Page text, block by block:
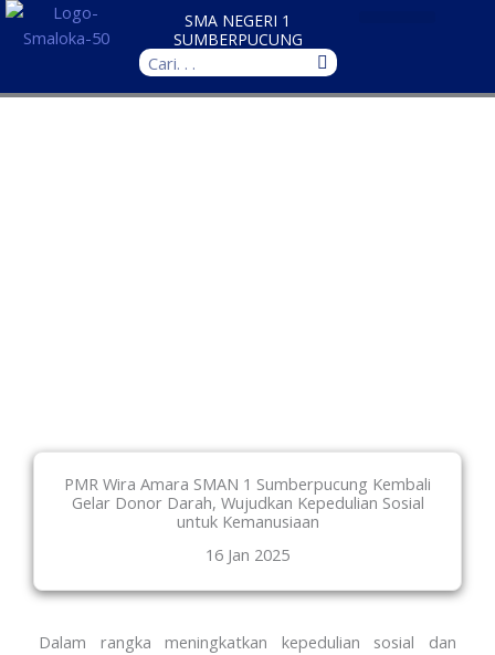
Skip
SMA NEGERI 1
SUMBERPUCUNG
Search
PMR Wira Amara SMAN 1 Sumberpucung Kembali
Gelar Donor Darah, Wujudkan Kepedulian Sosial
untuk Kemanusiaan
16 Jan 2025
Dalam rangka meningkatkan kepedulian sosial dan